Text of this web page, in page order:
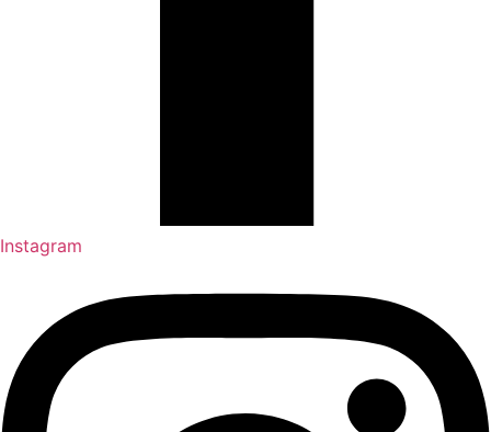
Instagram